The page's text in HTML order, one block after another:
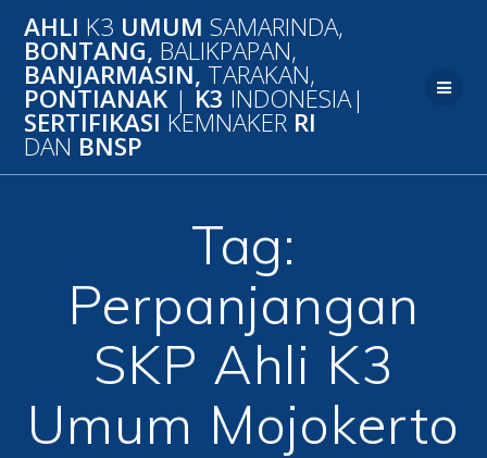
to
content
AHLI K3 UMUM SAMARINDA,
BONTANG, BALIKPAPAN,
BANJARMASIN, TARAKAN,
PONTIANAK | K3 INDONESIA|
SERTIFIKASI KEMNAKER RI
DAN BNSP
Tag:
Perpanjangan
SKP Ahli K3
Umum Mojokerto